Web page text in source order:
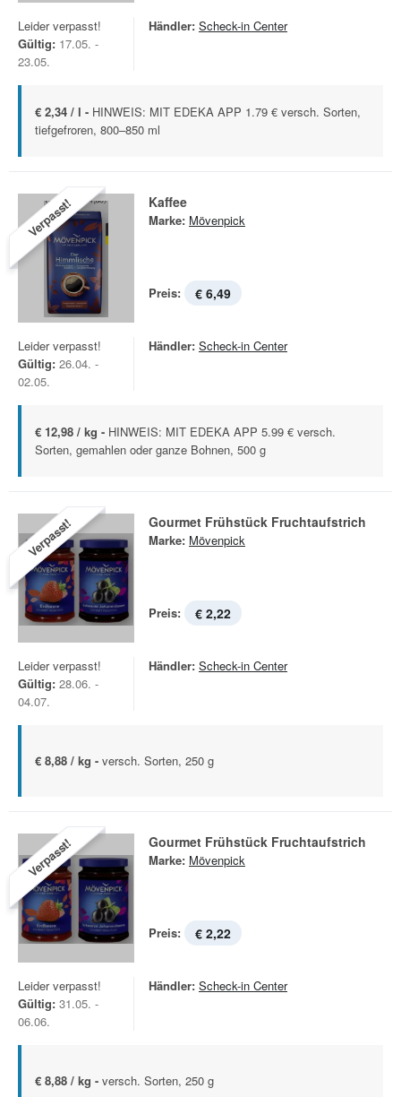
Leider verpasst!
Gültig: 17.05. -
23.05.
Händler: Scheck-in Center
€ 2,34 / l - HINWEIS: MIT EDEKA APP 1.79 € versch. Sorten,
tiefgefroren, 800–850 ml
Verpasst! Kaffee
Marke: Mövenpick
Preis: € 6,49
Leider verpasst!
Gültig: 26.04. -
02.05.
Händler: Scheck-in Center
€ 12,98 / kg - HINWEIS: MIT EDEKA APP 5.99 € versch.
Sorten, gemahlen oder ganze Bohnen, 500 g
Verpasst! Gourmet Frühstück Fruchtaufstrich
Marke: Mövenpick
Preis: € 2,22
Leider verpasst!
Gültig: 28.06. -
04.07.
Händler: Scheck-in Center
€ 8,88 / kg - versch. Sorten, 250 g
Verpasst! Gourmet Frühstück Fruchtaufstrich
Marke: Mövenpick
Preis: € 2,22
Leider verpasst!
Gültig: 31.05. -
06.06.
Händler: Scheck-in Center
€ 8,88 / kg - versch. Sorten, 250 g